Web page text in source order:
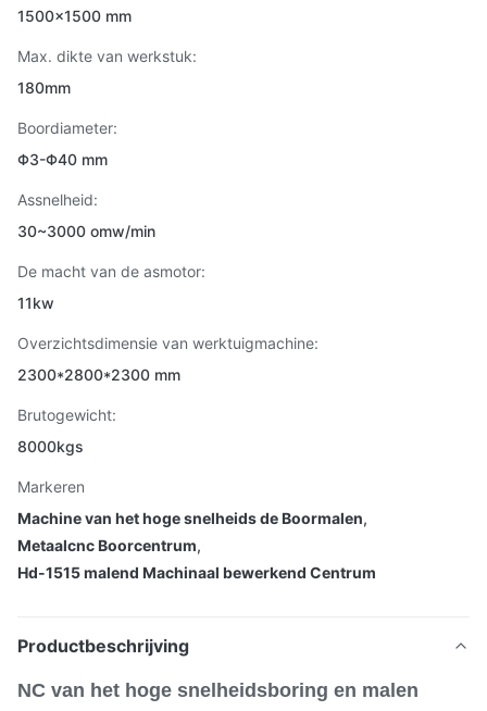
1500×1500 mm
Max. dikte van werkstuk:
180mm
Boordiameter:
Φ3-Φ40 mm
Assnelheid:
30~3000 omw/min
De macht van de asmotor:
11kw
Overzichtsdimensie van werktuigmachine:
2300*2800*2300 mm
Brutogewicht:
8000kgs
Markeren
Machine van het hoge snelheids de Boormalen,
Metaalcnc Boorcentrum,
Hd-1515 malend Machinaal bewerkend Centrum
Productbeschrijving
NC van het hoge snelheidsboring en malen